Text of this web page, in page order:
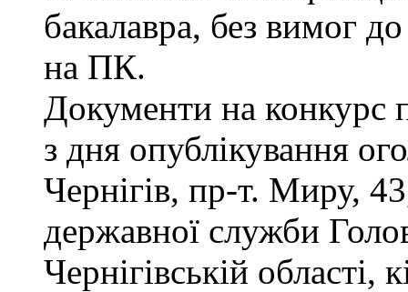
бакалавра, без вимог
на ПК.
Документи на конкурс
з дня опублікування
Чернігів, пр-т. Миру,
державної служби
Чернігівській